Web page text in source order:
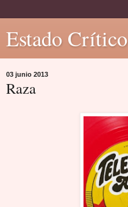
Estado Crítico
03 junio 2013
Raza